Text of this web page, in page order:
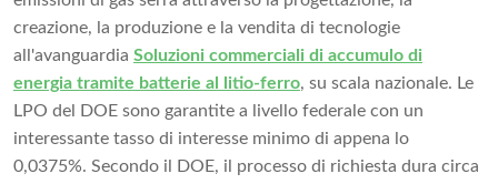
creazione, la produzione e la vendita di tecnologie
all'avanguardia Soluzioni commerciali di accumulo di
energia tramite batterie al litio-ferro, su scala nazionale. Le
LPO del DOE sono garantite a livello federale con un
interessante tasso di interesse minimo di appena lo
0,0375%. Secondo il DOE, il processo di richiesta dura circa